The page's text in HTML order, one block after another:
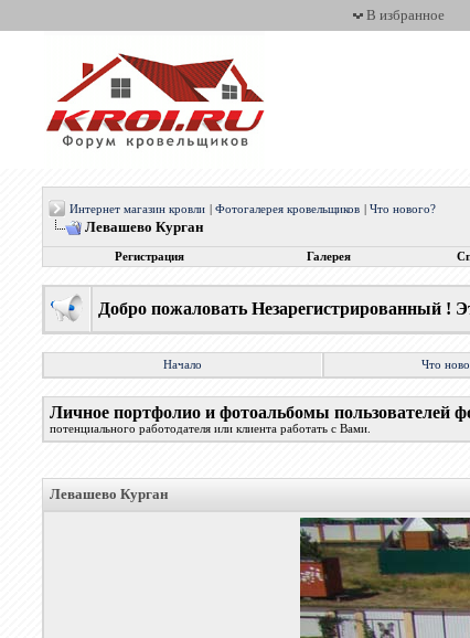
В избранное
Интернет магазин кровли |Фотогалерея кровельщиков |Что нового?
Левашево Курган
Регистрация Галерея
Добро пожаловать Незарегистрированный !
Начало Что
Личное портфолио и фотоальбомы пользователей
потенциального работодателя или клиента работать с Вами.
Левашево Курган